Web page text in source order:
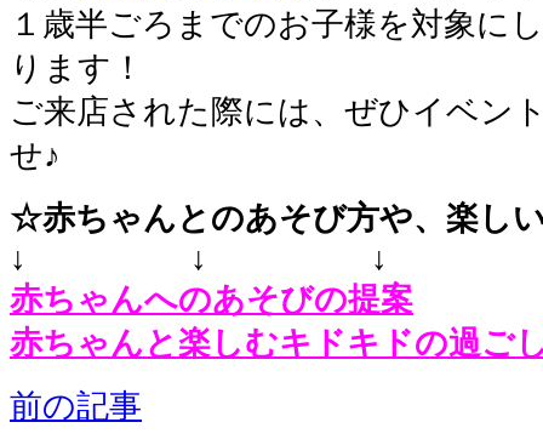
１歳半ごろまでのお子様を対象に
ります！
ご来店された際には、ぜひイベン
せ♪
☆赤ちゃんとのあそび方や、楽し
↓ ↓ ↓
赤ちゃんへのあそびの提案
赤ちゃんと楽しむキドキドの過ご
前の記事